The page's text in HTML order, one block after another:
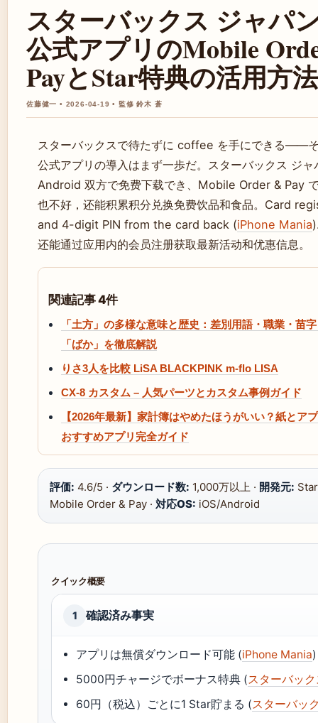
スターバックス ジャパ
公式アプリのMobile
PayとStar特典の活用方法
佐藤健一 • 2026-04-19 • 監修 鈴木 蒼
スターバックスで待たずに coffee を手にできる——
公式アプリの導入はまず一歩だ。スターバックス ジ
Android 双方で免费下载でき、Mobile Order & Pay
也不好，还能积累积分兑换免费饮品和食品。Card
and 4-digit PIN from the card back (iPhone Mania
还能通过应用内的会员注册获取最新活动和优惠信息。
関連記事 4件
「土方」の多様な意味と歴史：差別用語・職業・苗
「ばか」を徹底解説
りさ3人を比較 LiSA BLACKPINK m-flo LISA
CX-8 カスタム – 人気パーツとカスタム事例ガイド
【2026年最新】家計簿はやめたほうがいい？紙とア
おすすめアプリ完全ガイド
評価: 4.6/5 · ダウンロード数: 1,000万以上 · 開発元:
Mobile Order & Pay · 対応OS: iOS/Android
クイック概要
1 確認済み事実
アプリは無償ダウンロード可能 (iPhone Mania)
5000円チャージでボーナス特典 (スターバッ
60円（税込）ごとに1 Star貯まる (スターバッ